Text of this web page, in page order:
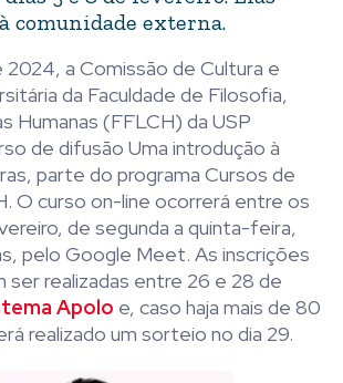
comunidade externa.
a Comissão de Cultura e
da Faculdade de Filosofia,
Humanas (FFLCH) da USP
de difusão Uma introdução à
parte do programa Cursos de
O curso on-line ocorrerá entre os
de segunda a quinta-feira,
pelo Google Meet. As inscrições
ser realizadas entre 26 e 28 de
Apolo e, caso haja mais de 80
realizado um sorteio no dia 29.